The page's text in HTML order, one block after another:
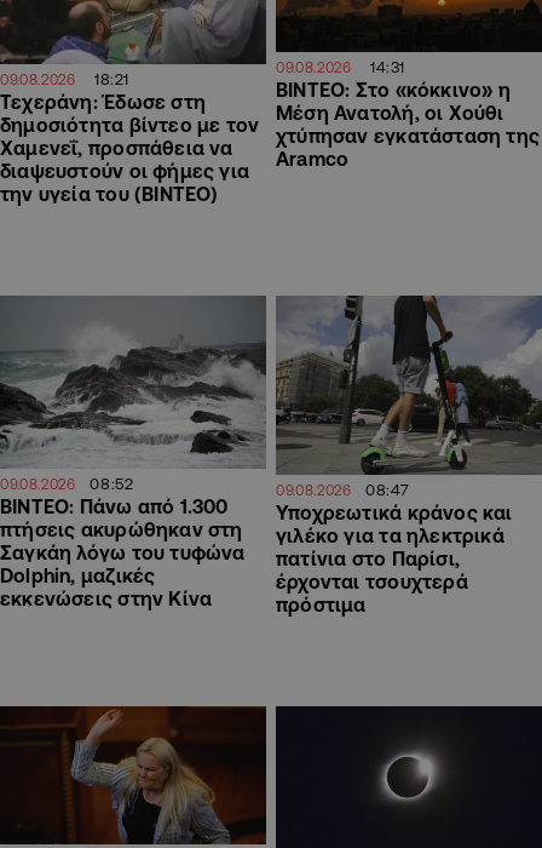
09.08.2026 18:21
Τεχεράνη: Έδωσε στη
δημοσιότητα βίντεο με τον
Χαμενεΐ, προσπάθεια να
διαψευστούν οι φήμες για
την υγεία του (ΒΙΝΤΕΟ)
09.08.2026 14:31
ΒΙΝΤΕΟ: Στο «κόκκινο» η
Μέση Ανατολή, οι Χούθι
χτύπησαν εγκατάσταση της
Aramco
09.08.2026 08:52
ΒΙΝΤΕΟ: Πάνω από 1.300
πτήσεις ακυρώθηκαν στη
Σαγκάη λόγω του τυφώνα
Dolphin, μαζικές
εκκενώσεις στην Κίνα
09.08.2026 08:47
Υποχρεωτικά κράνος και
γιλέκο για τα ηλεκτρικά
πατίνια στο Παρίσι,
έρχονται τσουχτερά
πρόστιμα